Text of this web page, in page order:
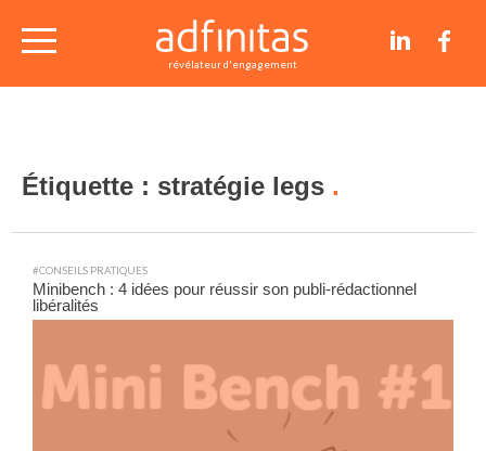
révélateur d'engagement
nos études de cas
contact
Étiquette : stratégie legs
#CONSEILS PRATIQUES
Minibench : 4 idées pour réussir son publi-rédactionnel
libéralités